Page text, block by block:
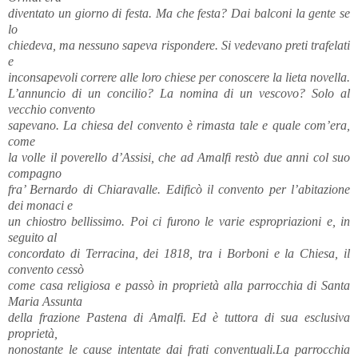
diventato un giorno di festa. Ma che festa? Dai balconi la gente se
lo
chiedeva, ma nessuno sapeva rispondere. Si vedevano preti trafelati
e
inconsapevoli correre alle loro chiese per conoscere la lieta novella.
L’annuncio di un concilio? La nomina di un vescovo? Solo al
vecchio convento
sapevano. La chiesa del convento è rimasta tale e quale com’era,
come
la volle il poverello d’Assisi, che ad Amalfi restò due anni col suo
compagno
fra’ Bernardo di Chiaravalle. Edificò il convento per l’abitazione
dei monaci e
un chiostro bellissimo. Poi ci furono le varie espropriazioni e, in
seguito al
concordato di Terracina, dei 1818, tra i Borboni e la Chiesa, il
convento cessò
come casa religiosa e passò in proprietà alla parrocchia di Santa
Maria Assunta
della frazione Pastena di Amalfi. Ed è tuttora di sua esclusiva
proprietà,
nonostante le cause intentate dai frati conventuali.La parrocchia